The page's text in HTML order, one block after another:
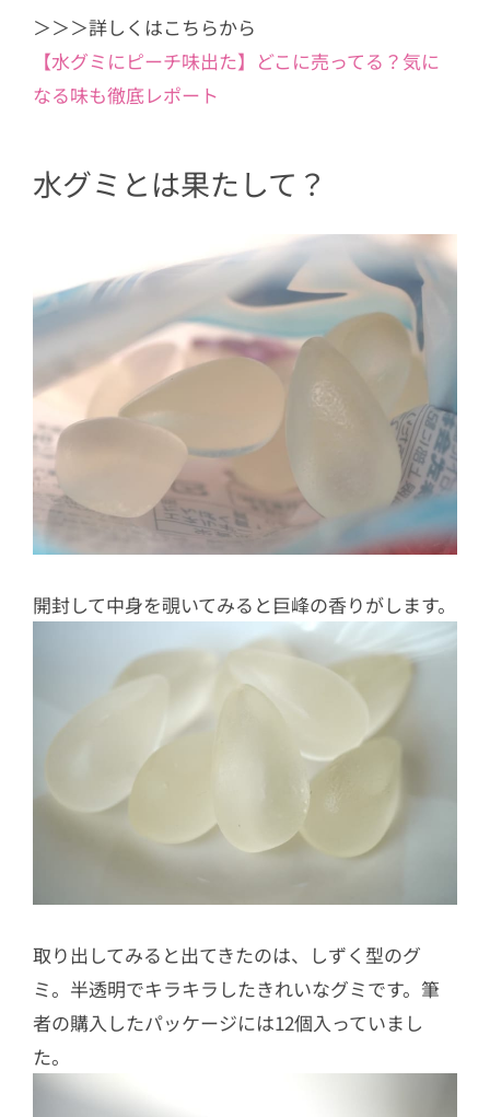
＞＞＞詳しくはこちらから
【水グミにピーチ味出た】どこに売ってる？気に
なる味も徹底レポート
水グミとは果たして？
開封して中身を覗いてみると巨峰の香りがします。
取り出してみると出てきたのは、しずく型のグ
ミ。半透明でキラキラしたきれいなグミです。筆
者の購入したパッケージには12個入っていまし
た。